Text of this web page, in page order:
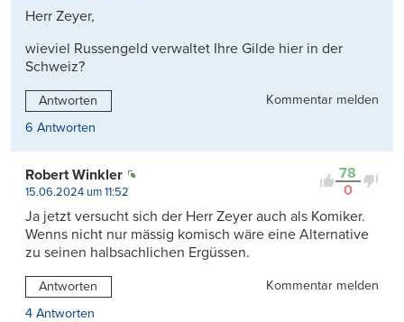
Herr Zeyer,
wieviel Russengeld verwaltet Ihre Gilde hier in der
Schweiz?
Antworten
Kommentar melden
6 Antworten
78
0
Robert Winkler
15.06.2024 um 11:52
Ja jetzt versucht sich der Herr Zeyer auch als Komiker.
Wenns nicht nur mässig komisch wäre eine Alternative
zu seinen halbsachlichen Ergüssen.
Antworten
Kommentar melden
4 Antworten